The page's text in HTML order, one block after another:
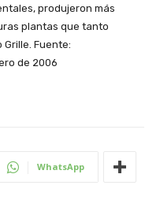
WhatsApp